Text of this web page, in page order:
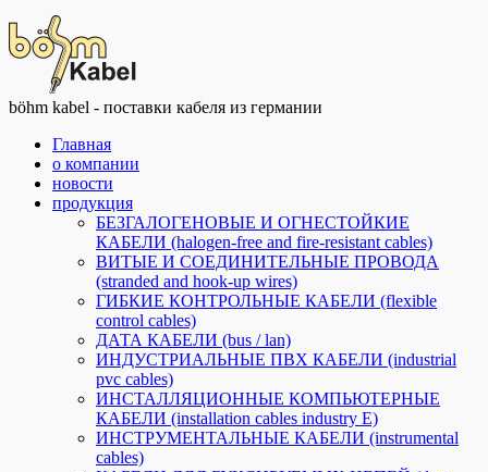
böhm kabel - поставки кабеля из германии
Главная
о компании
новости
продукция
БЕЗГАЛОГЕНОВЫЕ И ОГНЕСТОЙКИЕ
КАБЕЛИ (halogen-free and fire-resistant cables)
ВИТЫЕ И СОЕДИНИТЕЛЬНЫЕ ПРОВОДА
(stranded and hook-up wires)
ГИБКИЕ КОНТРОЛЬНЫЕ КАБЕЛИ (flexible
control cables)
ДАТА КАБЕЛИ (bus / lan)
ИНДУСТРИАЛЬНЫЕ ПВХ КАБЕЛИ (industrial
pvc cables)
ИНСТАЛЛЯЦИОННЫЕ КОМПЬЮТЕРНЫЕ
КАБЕЛИ (installation cables industry E)
ИНСТРУМЕНТАЛЬНЫЕ КАБЕЛИ (instrumental
cables)